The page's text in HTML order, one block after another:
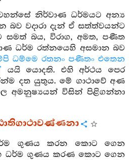
නිර්වාණ ධර්මයට අන්‍ය
වදාරා දැන් ඒ සත්ත්වයන්ට
සමත් බය, විරාග, අමත, පණීත
ධර්ම රත්නයෙහි අසමාන බව
ධම්මෙ රතනං පණීතං එතෙන
යයි යොදති. එහි අර්ථය පෙර
දත යුතුය. මේ ගාථාවේ අණ
අමනුෂ්‍යයන් විසින් පිළිගන්නා
ගුණය කරන කොට ගෙන
ධර්ම ගුණය කරණ කොට ගෙන